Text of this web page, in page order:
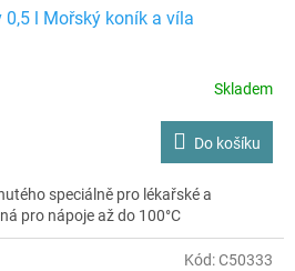
0,5 l Mořský koník a víla
Skladem
Do košíku
speciálně pro lékařské a
pro nápoje až do 100°C
Kód:C50333